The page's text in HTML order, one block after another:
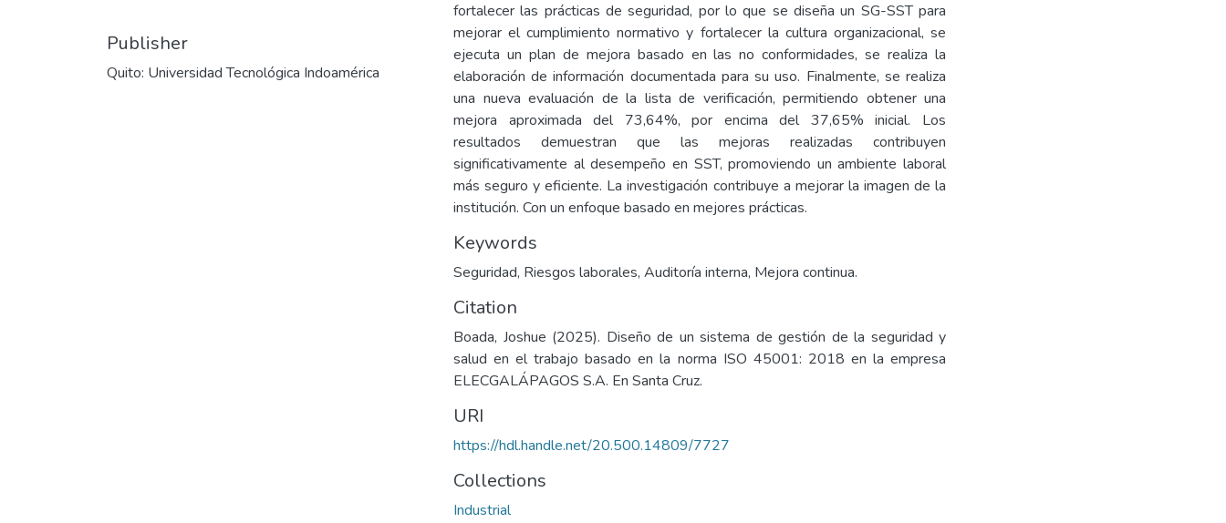
Publisher
Quito: Universidad Tecnológica Indoamérica
fortalecer las prácticas de seguridad, por lo que se diseña un SG-SST para
mejorar el cumplimiento normativo y fortalecer la cultura organizacional, se
ejecuta un plan de mejora basado en las no conformidades, se realiza la
elaboración de información documentada para su uso. Finalmente, se realiza
una nueva evaluación de la lista de verificación, permitiendo obtener una
mejora aproximada del 73,64%, por encima del 37,65% inicial. Los
resultados demuestran que las mejoras realizadas contribuyen
significativamente al desempeño en SST, promoviendo un ambiente laboral
más seguro y eficiente. La investigación contribuye a mejorar la imagen de la
institución. Con un enfoque basado en mejores prácticas.
Keywords
Seguridad, Riesgos laborales, Auditoría interna, Mejora continua.
Citation
Boada, Joshue (2025). Diseño de un sistema de gestión de la seguridad y
salud en el trabajo basado en la norma ISO 45001: 2018 en la empresa
ELECGALÁPAGOS S.A. En Santa Cruz.
URI
https://hdl.handle.net/20.500.14809/7727
Collections
Industrial